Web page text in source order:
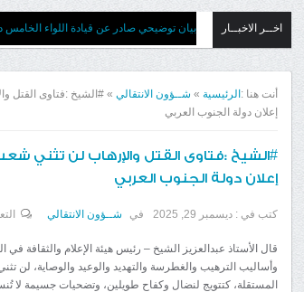
اخــر الاخبــار ​بيان توضيحي صادر عن قيادة اللواء الخامس
أنت هنا : الرئيسية » شــؤون الانتقالي » #الشيخ :فتاوى القتل
إعلان دولة الجنوب العربي
#الشيخ :فتاوى القتل والإرهاب لن تثني
إعلان دولة الجنوب العربي
كتب في : ديسمبر 29, 2025 في شــؤون الانتقالي
قال الأستاذ عبدالعزيز الشيخ – رئيس هيئة الإعلام والثقافة في
وأساليب الترهيب والغطرسة والتهديد والوعيد والوصاية، لن